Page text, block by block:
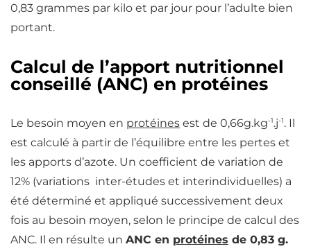
0,83 grammes par kilo et par jour pour l’adulte bien
portant.
Calcul de l’apport nutritionnel
conseillé (ANC) en protéines
Le besoin moyen en protéines est de 0,66g.kg-1.j-1. Il
est calculé à partir de l’équilibre entre les pertes et
les apports d’azote. Un coefficient de variation de
12% (variations inter-études et interindividuelles) a
été déterminé et appliqué successivement deux
fois au besoin moyen, selon le principe de calcul des
ANC. Il en résulte un ANC en protéines de 0,83 g.